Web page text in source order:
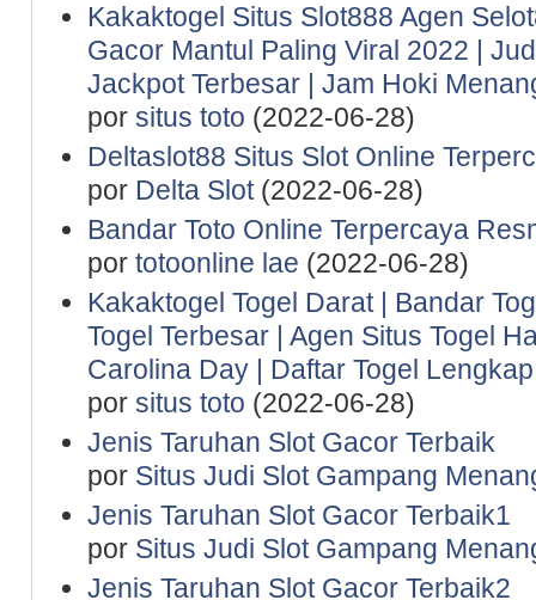
Kakaktogel Situs Slot888 Agen
Gacor Mantul Paling Viral 2022 |
Jackpot Terbesar | Jam Hoki
por situs toto (2022-06-28)
Deltaslot88 Situs Slot Online
por Delta Slot(2022-06-28)
Bandar Toto Online Terpercaya
por totoonline lae (2022-06-28)
Kakaktogel Togel Darat | Bandar
Togel Terbesar | Agen Situs Togel
Carolina Day | Daftar Togel
por situs toto (2022-06-28)
Jenis Taruhan Slot Gacor Terbaik
por Situs Judi Slot Gampang
Jenis Taruhan Slot Gacor Terbaik1
por Situs Judi Slot Gampang
Jenis Taruhan Slot Gacor Terbaik2